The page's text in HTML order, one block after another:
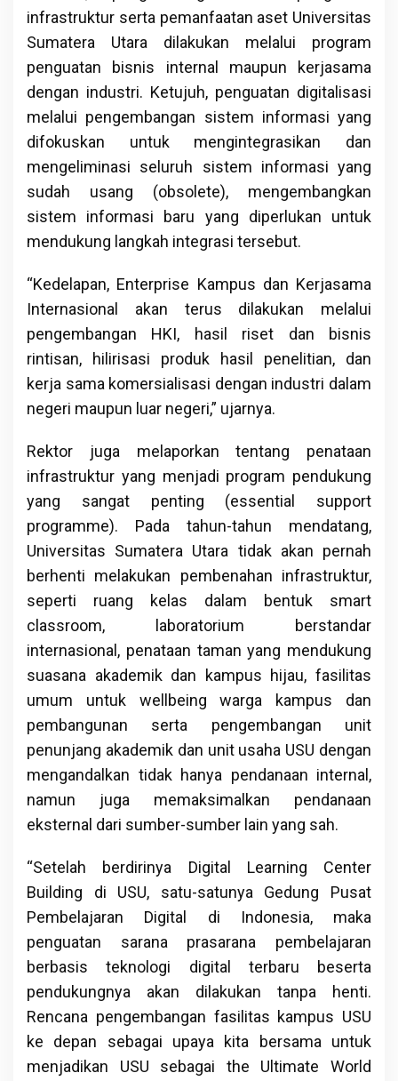
infrastruktur serta pemanfaatan aset Universitas
Sumatera Utara dilakukan melalui program
penguatan bisnis internal maupun kerjasama
dengan industri. Ketujuh, penguatan digitalisasi
melalui pengembangan sistem informasi yang
difokuskan untuk mengintegrasikan dan
mengeliminasi seluruh sistem informasi yang
sudah usang (obsolete), mengembangkan
sistem informasi baru yang diperlukan untuk
mendukung langkah integrasi tersebut.
“Kedelapan, Enterprise Kampus dan Kerjasama
Internasional akan terus dilakukan melalui
pengembangan HKI, hasil riset dan bisnis
rintisan, hilirisasi produk hasil penelitian, dan
kerja sama komersialisasi dengan industri dalam
negeri maupun luar negeri,” ujarnya.
Rektor juga melaporkan tentang penataan
infrastruktur yang menjadi program pendukung
yang sangat penting (essential support
programme). Pada tahun-tahun mendatang,
Universitas Sumatera Utara tidak akan pernah
berhenti melakukan pembenahan infrastruktur,
seperti ruang kelas dalam bentuk smart
classroom, laboratorium berstandar
internasional, penataan taman yang mendukung
suasana akademik dan kampus hijau, fasilitas
umum untuk wellbeing warga kampus dan
pembangunan serta pengembangan unit
penunjang akademik dan unit usaha USU dengan
mengandalkan tidak hanya pendanaan internal,
namun juga memaksimalkan pendanaan
eksternal dari sumber-sumber lain yang sah.
“Setelah berdirinya Digital Learning Center
Building di USU, satu-satunya Gedung Pusat
Pembelajaran Digital di Indonesia, maka
penguatan sarana prasarana pembelajaran
berbasis teknologi digital terbaru beserta
pendukungnya akan dilakukan tanpa henti.
Rencana pengembangan fasilitas kampus USU
ke depan sebagai upaya kita bersama untuk
menjadikan USU sebagai the Ultimate World